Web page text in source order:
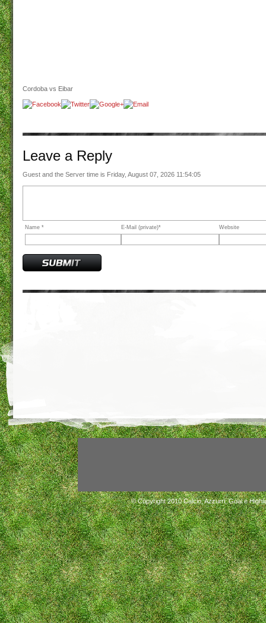
Cordoba vs Eibar
Leave a Reply
Guest and the Server time is Friday, August 07, 2026 11:54:05
Name * E-Mail (private)* Website
© Copyright 2010Calcio, Azzurri, Goal e